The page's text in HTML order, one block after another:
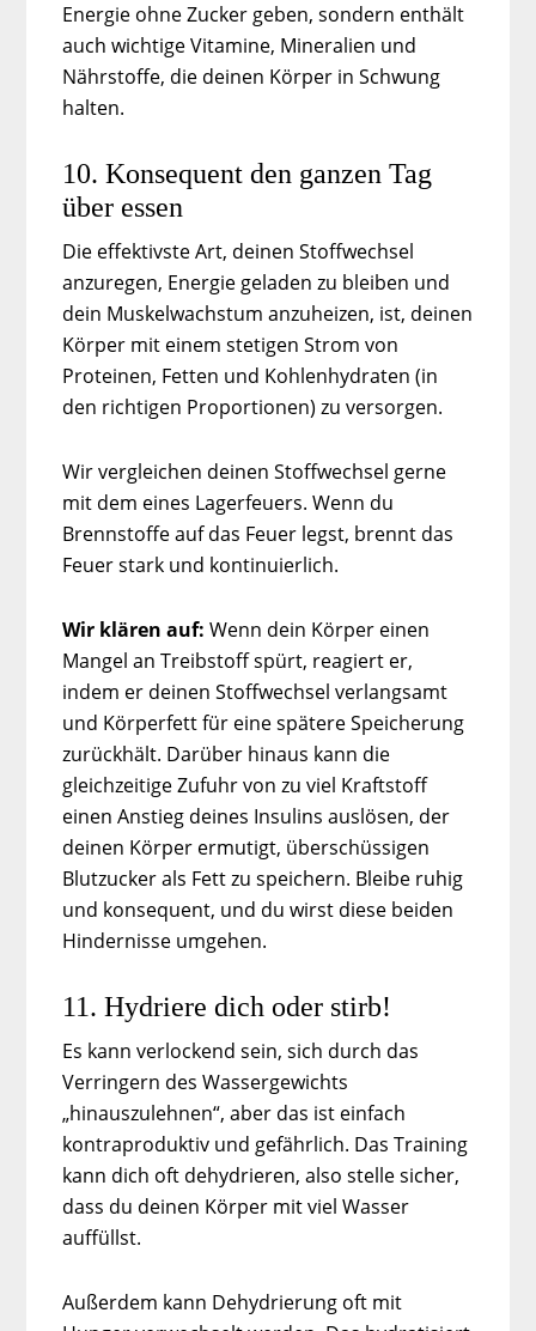
Energie ohne Zucker geben, sondern enthält
auch wichtige Vitamine, Mineralien und
Nährstoffe, die deinen Körper in Schwung
halten.
10. Konsequent den ganzen Tag
über essen
Die effektivste Art, deinen Stoffwechsel
anzuregen, Energie geladen zu bleiben und
dein Muskelwachstum anzuheizen, ist, deinen
Körper mit einem stetigen Strom von
Proteinen, Fetten und Kohlenhydraten (in
den richtigen Proportionen) zu versorgen.
Wir vergleichen deinen Stoffwechsel gerne
mit dem eines Lagerfeuers. Wenn du
Brennstoffe auf das Feuer legst, brennt das
Feuer stark und kontinuierlich.
Wir klären auf: Wenn dein Körper einen
Mangel an Treibstoff spürt, reagiert er,
indem er deinen Stoffwechsel verlangsamt
und Körperfett für eine spätere Speicherung
zurückhält. Darüber hinaus kann die
gleichzeitige Zufuhr von zu viel Kraftstoff
einen Anstieg deines Insulins auslösen, der
deinen Körper ermutigt, überschüssigen
Blutzucker als Fett zu speichern. Bleibe ruhig
und konsequent, und du wirst diese beiden
Hindernisse umgehen.
11. Hydriere dich oder stirb!
Es kann verlockend sein, sich durch das
Verringern des Wassergewichts
„hinauszulehnen“, aber das ist einfach
kontraproduktiv und gefährlich. Das Training
kann dich oft dehydrieren, also stelle sicher,
dass du deinen Körper mit viel Wasser
auffüllst.
Außerdem kann Dehydrierung oft mit